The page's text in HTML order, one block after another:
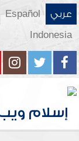
عربي Español
Indonesia